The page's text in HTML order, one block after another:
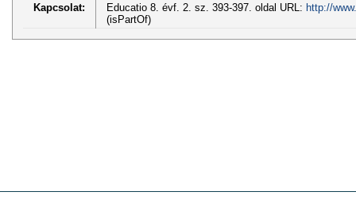
Kapcsolat:
Educatio 8. évf. 2. sz. 393-397. oldal URL: http://
(isPartOf)